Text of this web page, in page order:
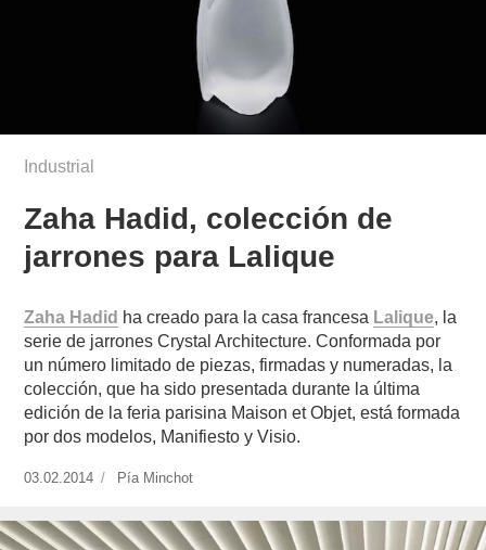
Industrial
Zaha Hadid, colección de
jarrones para Lalique
Zaha Hadid ha creado para la casa francesa Lalique, la
serie de jarrones Crystal Architecture. Conformada por
un número limitado de piezas, firmadas y numeradas, la
colección, que ha sido presentada durante la última
edición de la feria parisina Maison et Objet, está formada
por dos modelos, Manifiesto y Visio.
Publicado
03.02.2014 https://www.experimenta.es/author/pia/
Pía Minchot